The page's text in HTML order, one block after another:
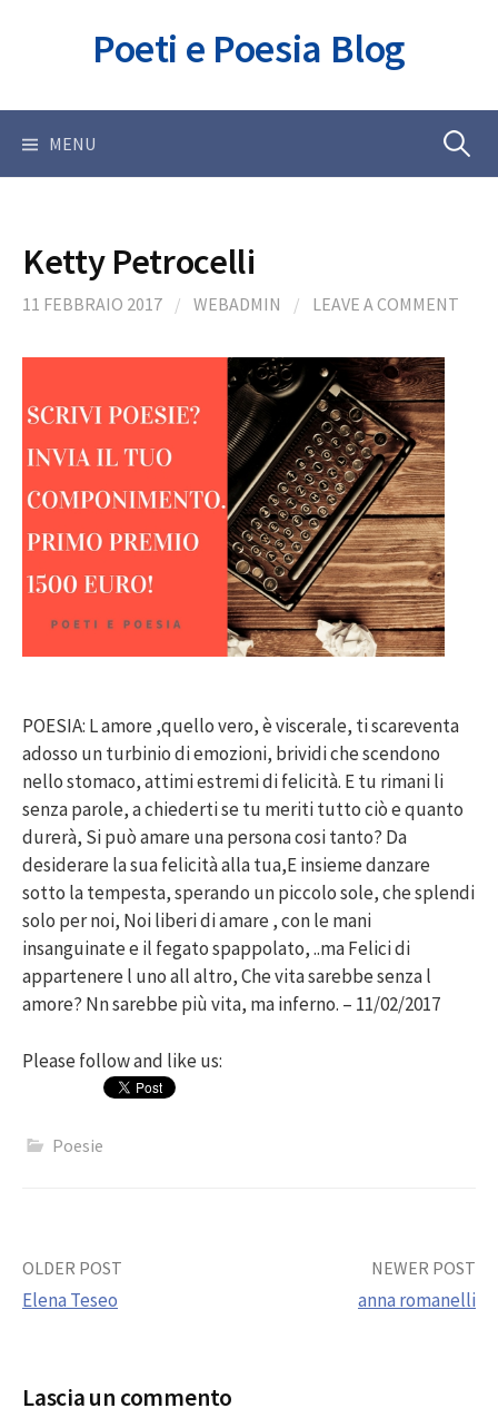
Poeti e Poesia Blog
MENU Ricerca
Ketty Petrocelli
11 FEBBRAIO 2017 / WEBADMIN / LEAVE A COMMENT
POESIA: L amore ,quello vero, è viscerale, ti scareventa
adosso un turbinio di emozioni, brividi che scendono
nello stomaco, attimi estremi di felicità. E tu rimani li
senza parole, a chiederti se tu meriti tutto ciò e quanto
durerà, Si può amare una persona cosi tanto? Da
desiderare la sua felicità alla tua,E insieme danzare
sotto la tempesta, sperando un piccolo sole, che splendi
solo per noi, Noi liberi di amare , con le mani
insanguinate e il fegato spappolato, ..ma Felici di
appartenere l uno all altro, Che vita sarebbe senza l
amore? Nn sarebbe più vita, ma inferno. – 11/02/2017
Please follow and like us:
Poesie
Post
OLDER POST
Elena Teseo
NEWER POST
anna romanelli
Lascia un commento